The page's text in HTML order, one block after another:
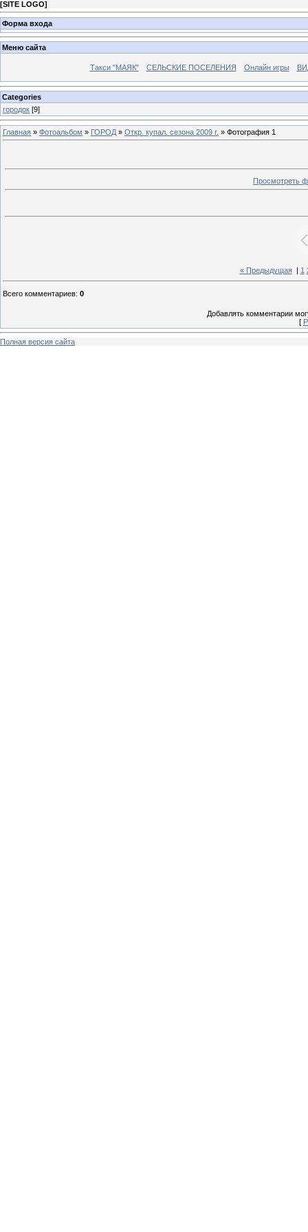
[SITE LOGO]
Форма входа
Меню сайта
Такси "МАЯК" СЕЛЬСКИЕ ПОСЕЛЕНИЯ Онлайн игры
Categories
городок [9]
Главная » Фотоальбом » ГОРОД » Откр. купал. сезона 2009 г. » Фотография 1
Просмотреть
« Предыдущая| 1
Всего комментариев: 0
Добавлять комментарии
[
Полная версия сайта